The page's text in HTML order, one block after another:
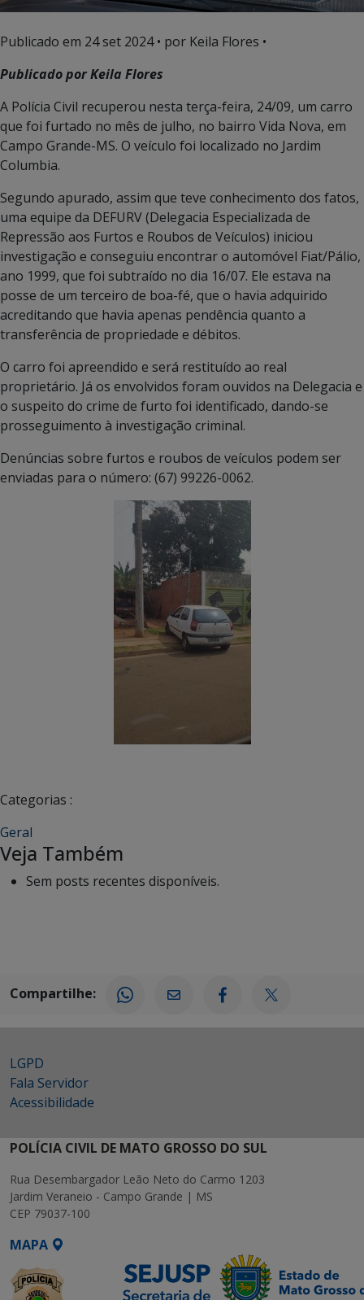
Publicado em 24 set 2024• por Keila Flores •
Publicado por Keila Flores
A Polícia Civil recuperou nesta terça-feira, 24/09, um carro
que foi furtado no mês de julho, no bairro Vida Nova, em
Campo Grande-MS. O veículo foi localizado no Jardim
Columbia.
Segundo apurado, assim que teve conhecimento dos fatos,
uma equipe da DEFURV (Delegacia Especializada de
Repressão aos Furtos e Roubos de Veículos) iniciou
investigação e conseguiu encontrar o automóvel Fiat/Pálio,
ano 1999, que foi subtraído no dia 16/07. Ele estava na
posse de um terceiro de boa-fé, que o havia adquirido
acreditando que havia apenas pendência quanto a
transferência de propriedade e débitos.
O carro foi apreendido e será restituído ao real
proprietário. Já os envolvidos foram ouvidos na Delegacia e
o suspeito do crime de furto foi identificado, dando-se
prosseguimento à investigação criminal.
Denúncias sobre furtos e roubos de veículos podem ser
enviadas para o número: (67) 99226-0062.
Categorias :
Geral
Veja Também
Sem posts recentes disponíveis.
Compartilhe:
LGPD
Fala Servidor
Acessibilidade
POLÍCIA CIVIL DE MATO GROSSO DO SUL
Rua Desembargador Leão Neto do Carmo 1203
Jardim Veraneio - Campo Grande | MS
CEP 79037-100
MAPA